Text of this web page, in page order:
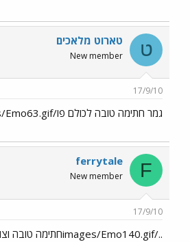
ט טארוט מלאכים
New member
17/9/10
גמר חתימה טובה לכולם פו/tapuzforum/images/Emo63.gif
F
ferrytale
New member
17/9/10
../images/Emo140.gifחתימה טובה וצום קל